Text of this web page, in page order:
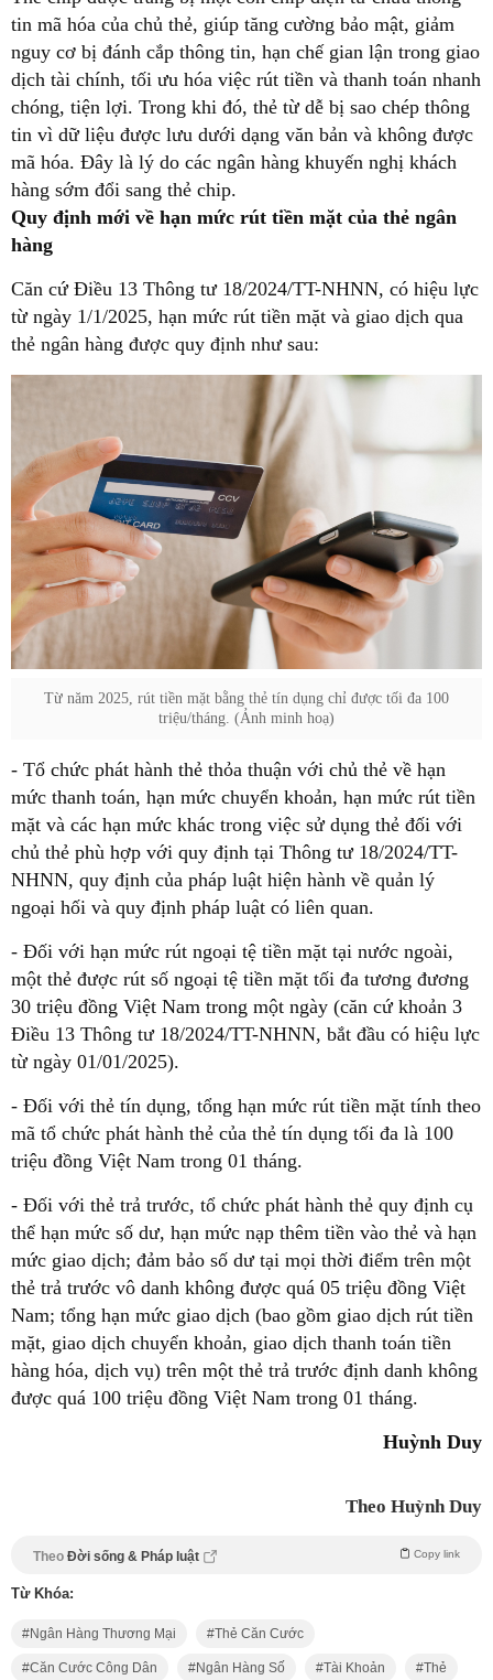
tin mã hóa của chủ thẻ, giúp tăng cường bảo mật, giảm
nguy cơ bị đánh cắp thông tin, hạn chế gian lận trong giao
dịch tài chính, tối ưu hóa việc rút tiền và thanh toán nhanh
chóng, tiện lợi. Trong khi đó, thẻ từ dễ bị sao chép thông
tin vì dữ liệu được lưu dưới dạng văn bản và không được
mã hóa. Đây là lý do các ngân hàng khuyến nghị khách
hàng sớm đổi sang thẻ chip.
Quy định mới về hạn mức rút tiền mặt của thẻ ngân
hàng
Căn cứ Điều 13 Thông tư 18/2024/TT-NHNN, có hiệu lực
từ ngày 1/1/2025, hạn mức rút tiền mặt và giao dịch qua
thẻ ngân hàng được quy định như sau:
Từ năm 2025, rút tiền mặt bằng thẻ tín dụng chỉ được tối đa 100
triệu/tháng. (Ảnh minh hoạ)
- Tổ chức phát hành thẻ thỏa thuận với chủ thẻ về hạn
mức thanh toán, hạn mức chuyển khoản, hạn mức rút tiền
mặt và các hạn mức khác trong việc sử dụng thẻ đối với
chủ thẻ phù hợp với quy định tại Thông tư 18/2024/TT-
NHNN, quy định của pháp luật hiện hành về quản lý
ngoại hối và quy định pháp luật có liên quan.
- Đối với hạn mức rút ngoại tệ tiền mặt tại nước ngoài,
một thẻ được rút số ngoại tệ tiền mặt tối đa tương đương
30 triệu đồng Việt Nam trong một ngày (căn cứ khoản 3
Điều 13 Thông tư 18/2024/TT-NHNN, bắt đầu có hiệu lực
từ ngày 01/01/2025).
- Đối với thẻ tín dụng, tổng hạn mức rút tiền mặt tính theo
mã tổ chức phát hành thẻ của thẻ tín dụng tối đa là 100
triệu đồng Việt Nam trong 01 tháng.
- Đối với thẻ trả trước, tổ chức phát hành thẻ quy định cụ
thể hạn mức số dư, hạn mức nạp thêm tiền vào thẻ và hạn
mức giao dịch; đảm bảo số dư tại mọi thời điểm trên một
thẻ trả trước vô danh không được quá 05 triệu đồng Việt
Nam; tổng hạn mức giao dịch (bao gồm giao dịch rút tiền
mặt, giao dịch chuyển khoản, giao dịch thanh toán tiền
hàng hóa, dịch vụ) trên một thẻ trả trước định danh không
được quá 100 triệu đồng Việt Nam trong 01 tháng.
Huỳnh Duy
Theo Huỳnh Duy
Theo Đời sống & Pháp luật Copy link
Từ Khóa:
Ngân Hàng Thương Mại Thẻ Căn Cước
Căn Cước Công Dân Ngân Hàng Số Tài Khoản Thẻ